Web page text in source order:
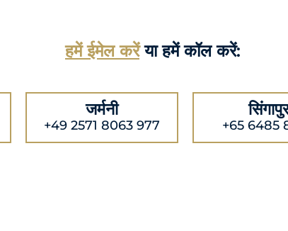
हमें ईमेल करेंया हमें कॉल करें:
जर्मनी
+49 2571 8063 977 +65 6485